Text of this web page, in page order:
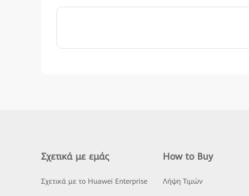
Σχετικά με εμάς
Σχετικά με το Huawei Enterprise
How to Buy
Λήψη Τιμών